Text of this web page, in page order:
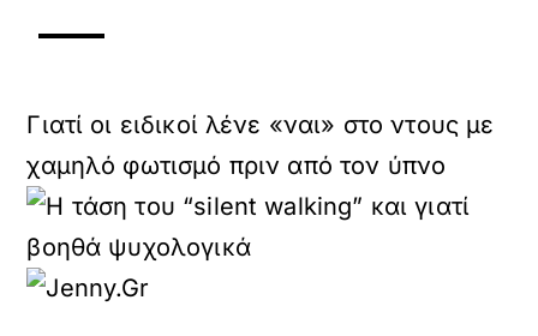
Γιατί οι ειδικοί λένε «ναι» στο ντους με
χαμηλό φωτισμό πριν από τον ύπνο